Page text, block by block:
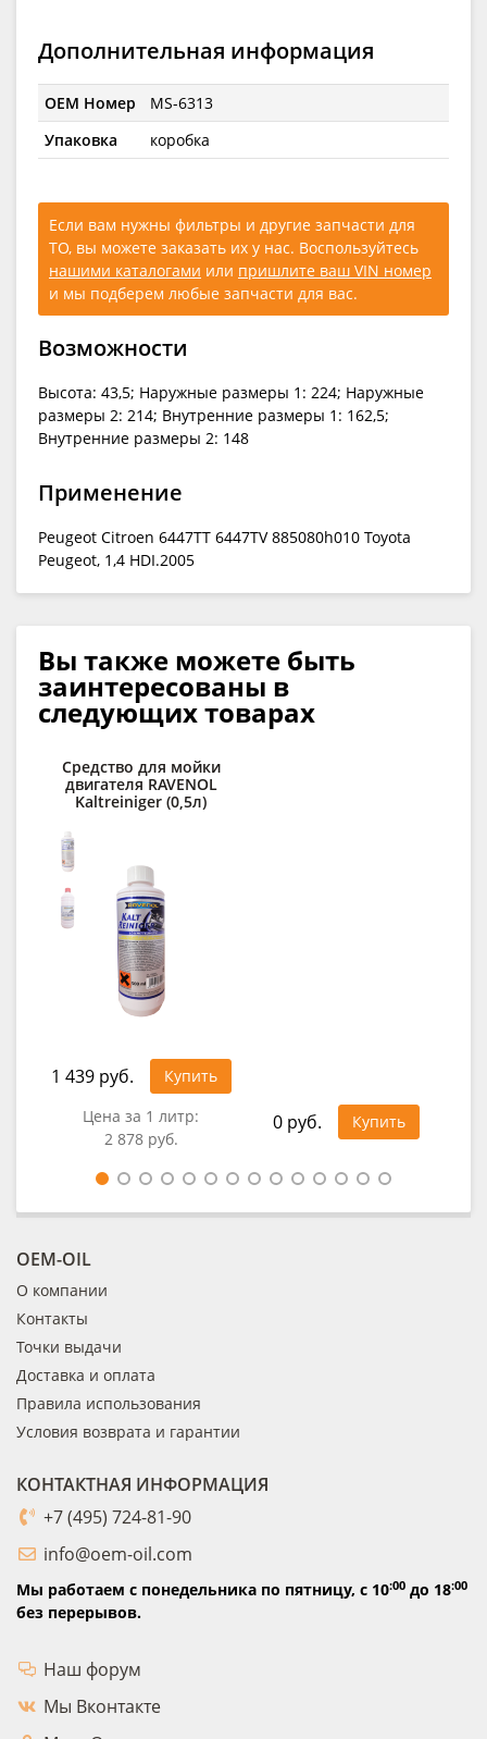
Дополнительная информация
OEM Номер
MS-6313
Упаковка
коробка
Если вам нужны фильтры и другие запчасти для
ТО, вы можете заказать их у нас. Воспользуйтесь
нашими каталогами или пришлите ваш VIN номер
и мы подберем любые запчасти для вас.
Возможности
Высота: 43,5; Наружные размеры 1: 224; Наружные
размеры 2: 214; Внутренние размеры 1: 162,5;
Внутренние размеры 2: 148
Применение
Peugeot Citroen 6447TT 6447TV 885080h010 Toyota
Peugeot, 1,4 HDI.2005
Вы также можете быть
заинтересованы в
следующих товарах
Средство для мойки
двигателя RAVENOL
Kaltreiniger (0,5л)
1 439 руб.
Купить
Цена за 1 литр:
2 878 руб.
0 руб. Купить
OEM-OIL
О компании
Контакты
Точки выдачи
Доставка и оплата
Правила использования
Условия возврата и гарантии
КОНТАКТНАЯ ИНФОРМАЦИЯ
+7 (495) 724-81-90
info@oem-oil.com
Мы работаем с понедельника по пятницу, с 10:00 до 18:00
без перерывов.
Наш форум
Мы Вконтакте